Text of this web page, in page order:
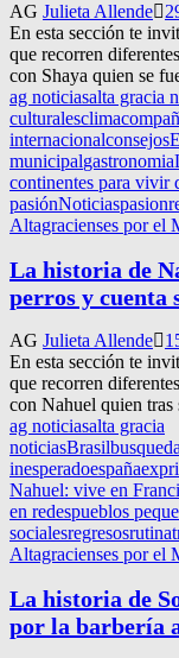
AG Julieta Allende
En esta sección te
que recorren
con Shaya quien se
ag noticiasalta gracia
culturalesclima
internacionalconsejos
municipalgastronomia
continentes para vivir
pasiónNoticiaspasion
Altagracienses por el
La historia de
perros y cuenta
AG Julieta Allende
En esta sección te
que recorren
con Nahuel quien tras
ag noticiasalta gracia
noticiasBrasilbusqueda
inesperadoespaña
Nahuel: vive en
en redespueblos
socialesregresosrutina
Altagracienses por el
La historia de
por la barbería